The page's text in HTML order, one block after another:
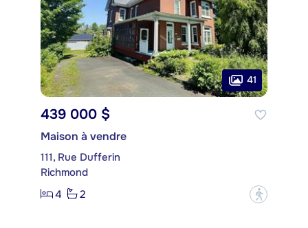
41
439 000 $
Maison à vendre
111, Rue Dufferin
Richmond
4
2 ?